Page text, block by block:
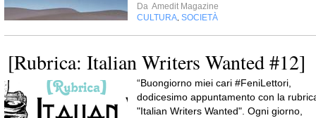
Da Amedit Magazine
CULTURA SOCIETÀ
[Rubrica: Italian Writers Wanted #12]
“Buongiorno miei cari #FeniLettori,
dodicesimo appuntamento con la
"Italian Writers Wanted". Ogni giorno,